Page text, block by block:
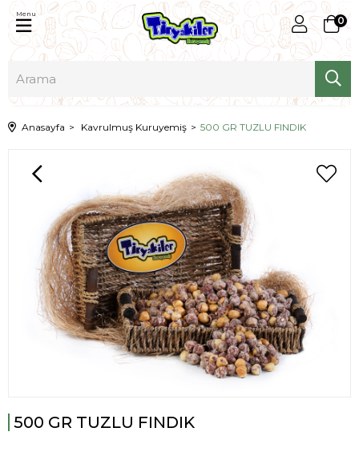
0
Menu
Anasayfa Kavrulmuş Kuruyemiş 500 GR TUZLU FINDIK
500 GR TUZLU FINDIK